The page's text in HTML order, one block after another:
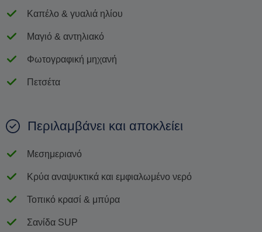
Καπέλο & γυαλιά ηλίου
Μαγιό & αντηλιακό
Φωτογραφική μηχανή
Πετσέτα
Περιλαμβάνει και αποκλείει
Μεσημεριανό
Κρύα αναψυκτικά και εμφιαλωμένο νερό
Τοπικό κρασί & μπύρα
Σανίδα SUP